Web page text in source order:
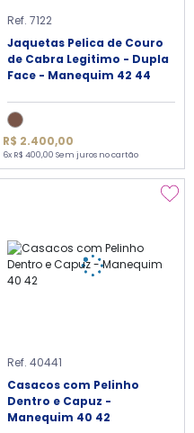
Ref. 7122
Jaquetas Pelica de Couro
de Cabra Legitimo - Dupla
Face - Manequim 42 44
R$ 2.400,00
6x R$ 400,00 Sem juros no cartão
Ref. 40441
Casacos com Pelinho
Dentro e Capuz -
Manequim 40 42